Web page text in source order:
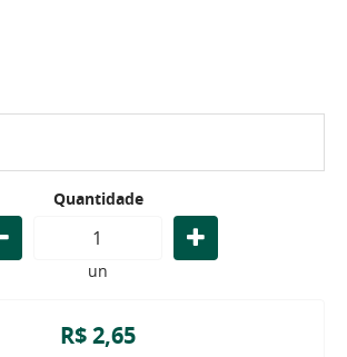
Quantidade
un
R$ 2,65